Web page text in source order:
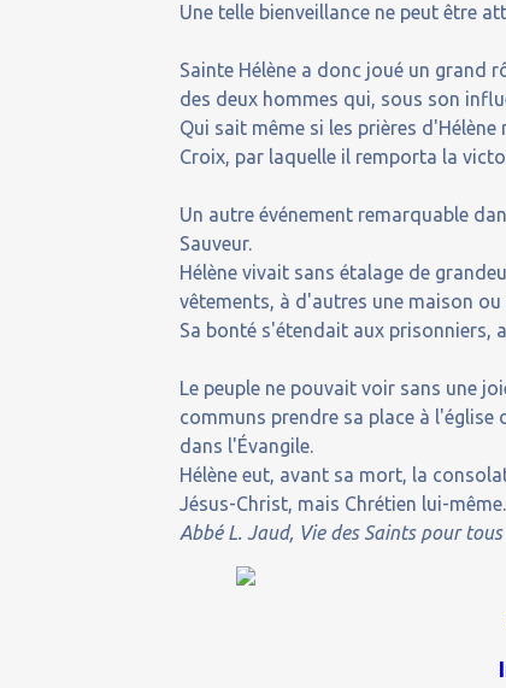
Une telle bienveillance ne peut être
Sainte Hélène a donc joué un grand
des deux hommes qui, sous son
Qui sait même si les prières
Croix, par laquelle il remporta la
Un autre événement remarquable
Sauveur.
Hélène vivait sans étalage de
vêtements, à d'autres une maison
Sa bonté s'étendait aux prisonniers,
Le peuple ne pouvait voir sans une
communs prendre sa place à l'église
dans l'Évangile.
Hélène eut, avant sa mort, la
Jésus-Christ, mais Chrétien lui-même.
Abbé L. Jaud, Vie des Saints pour